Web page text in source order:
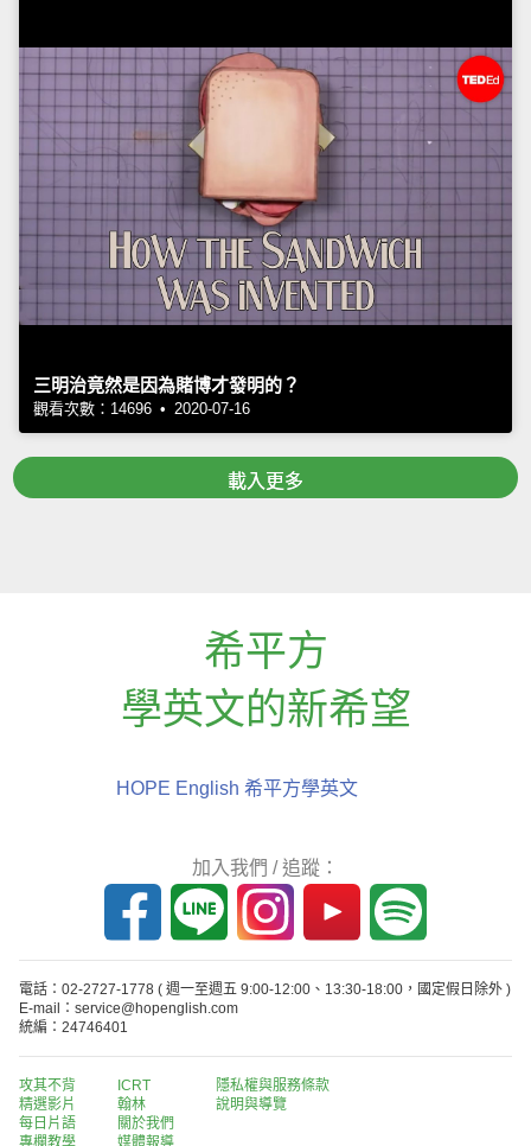
三明治竟然是因為賭博才發明的？
觀看次數：14696 • 2020-07-16
載入更多
希平方
學英文的新希望
HOPE English 希平方學英文
加入我們 / 追蹤：
電話：02-2727-1778 ( 週一至週五 9:00-12:00、13:30-18:00，國定假日除外 )
E-mail：service@hopenglish.com
統編：24746401
攻其不背
精選影片
每日片語
專欄教學
ICRT
翰林
關於我們
媒體報導
隱私權與服務條款
說明與導覽